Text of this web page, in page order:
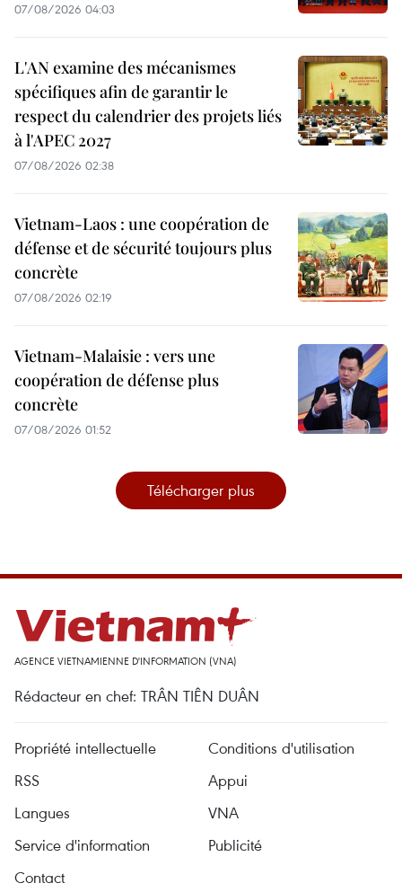
07/08/2026 04:03
L'AN examine des mécanismes
spécifiques afin de garantir le
respect du calendrier des projets liés
à l'APEC 2027
07/08/2026 02:38
Vietnam-Laos : une coopération de
défense et de sécurité toujours plus
concrète
07/08/2026 02:19
Vietnam-Malaisie : vers une
coopération de défense plus
concrète
07/08/2026 01:52
Télécharger plus
AGENCE VIETNAMIENNE D'INFORMATION (VNA)
Rédacteur en chef: TRÂN TIÊN DUÂN
Propriété intellectuelle
Conditions d'utilisation
RSS
Appui
Langues
VNA
Service d'information
Publicité
Contact